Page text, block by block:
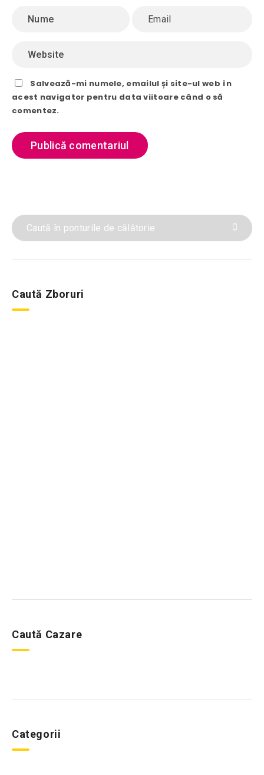
Salvează-mi numele, emailul și site-ul web în
acest navigator pentru data viitoare când o să
comentez.
Caută Zboruri
Caută Cazare
Categorii